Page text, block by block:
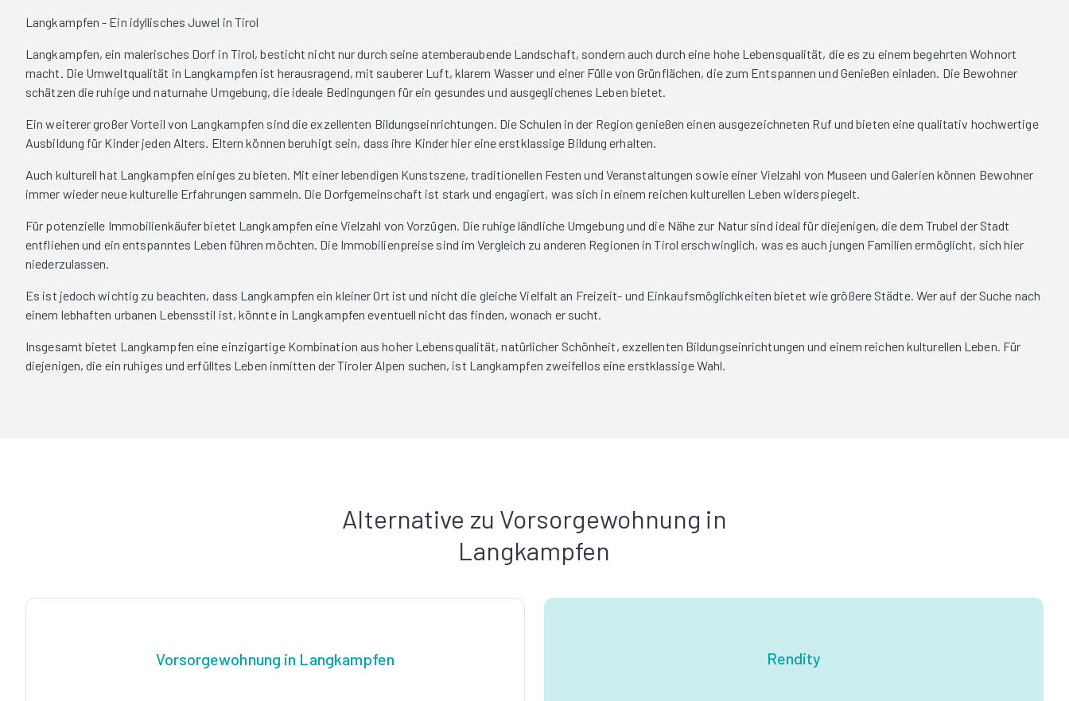
Langkampfen - Ein idyllisches Juwel in Tirol
Langkampfen, ein malerisches Dorf in Tirol, besticht nicht nur durch seine atemberaubende Landschaft, sondern auch durch eine hohe Lebensqualität, die es zu einem begehrten Wohnort
macht. Die Umweltqualität in Langkampfen ist herausragend, mit sauberer Luft, klarem Wasser und einer Fülle von Grünflächen, die zum Entspannen und Genießen einladen. Die Bewohner
schätzen die ruhige und naturnahe Umgebung, die ideale Bedingungen für ein gesundes und ausgeglichenes Leben bietet.
Ein weiterer großer Vorteil von Langkampfen sind die exzellenten Bildungseinrichtungen. Die Schulen in der Region genießen einen ausgezeichneten Ruf und bieten eine qualitativ hochwertige
Ausbildung für Kinder jeden Alters. Eltern können beruhigt sein, dass ihre Kinder hier eine erstklassige Bildung erhalten.
Auch kulturell hat Langkampfen einiges zu bieten. Mit einer lebendigen Kunstszene, traditionellen Festen und Veranstaltungen sowie einer Vielzahl von Museen und Galerien können Bewohner
immer wieder neue kulturelle Erfahrungen sammeln. Die Dorfgemeinschaft ist stark und engagiert, was sich in einem reichen kulturellen Leben widerspiegelt.
Für potenzielle Immobilienkäufer bietet Langkampfen eine Vielzahl von Vorzügen. Die ruhige ländliche Umgebung und die Nähe zur Natur sind ideal für diejenigen, die dem Trubel der Stadt
entfliehen und ein entspanntes Leben führen möchten. Die Immobilienpreise sind im Vergleich zu anderen Regionen in Tirol erschwinglich, was es auch jungen Familien ermöglicht, sich hier
niederzulassen.
Es ist jedoch wichtig zu beachten, dass Langkampfen ein kleiner Ort ist und nicht die gleiche Vielfalt an Freizeit- und Einkaufsmöglichkeiten bietet wie größere Städte. Wer auf der Suche nach
einem lebhaften urbanen Lebensstil ist, könnte in Langkampfen eventuell nicht das finden, wonach er sucht.
Insgesamt bietet Langkampfen eine einzigartige Kombination aus hoher Lebensqualität, natürlicher Schönheit, exzellenten Bildungseinrichtungen und einem reichen kulturellen Leben. Für
diejenigen, die ein ruhiges und erfülltes Leben inmitten der Tiroler Alpen suchen, ist Langkampfen zweifellos eine erstklassige Wahl.
Alternative zu Vorsorgewohnung in
Langkampfen
Vorsorgewohnung in Langkampfen Rendity